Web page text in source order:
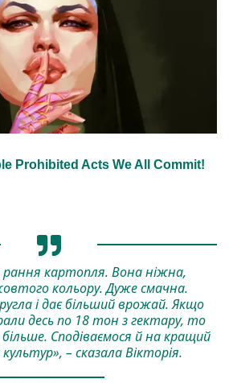
рання картопля. Вона ніжна,
кольору. Дуже смачна.
і дає більший врожай. Якщо
десь по 18 тон з гектару, то
Сподіваємося й на кращий
– сказала Вікторія.